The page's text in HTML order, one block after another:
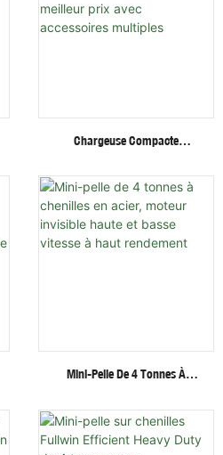
Chargeuse Compacte
Chenilles/roues Fullwin Au
Meilleur Prix Avec Accessoires
Multiples
Mini-Pelle De 4 Tonnes À
Invisible Haute Et Basse
Vitesse À Haut Rendement